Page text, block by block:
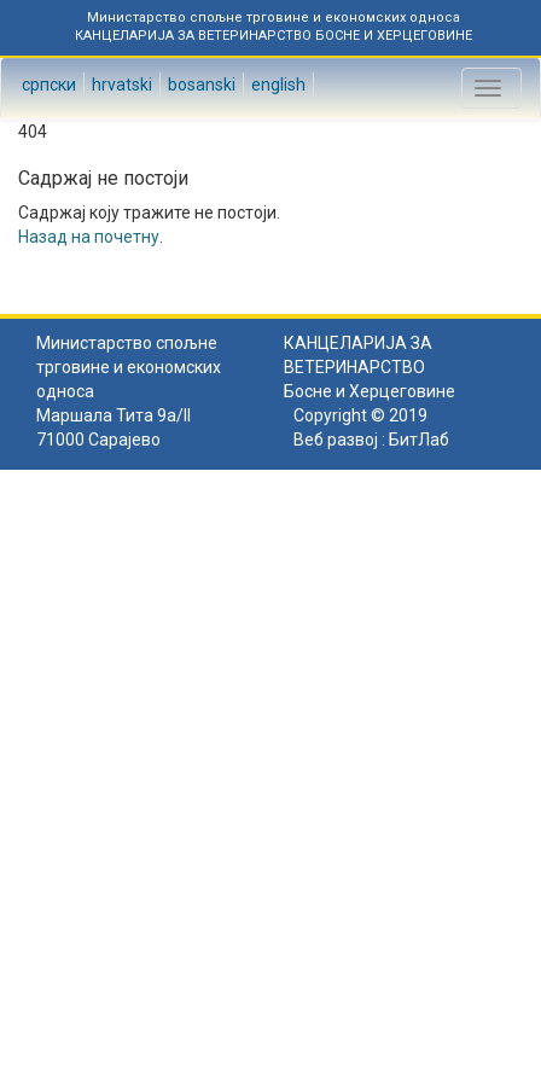
Министарство спољне трговине и економских односа
КАНЦЕЛАРИЈА ЗА ВЕТЕРИНАРСТВО БОСНЕ И ХЕРЦЕГОВИНЕ
српски hrvatski bosanski english
Toggle
404
Садржај не постоји
Садржај коју тражите не постоји.
Назад на почетну
Министарство спољне
трговине и економских
односа
КАНЦЕЛАРИЈА ЗА
ВЕТЕРИНАРСТВО
Босне и Херцеговине
Маршала Тита 9а/II
71000 Сарајево
Copyright © 2019
Веб развој : БитЛаб